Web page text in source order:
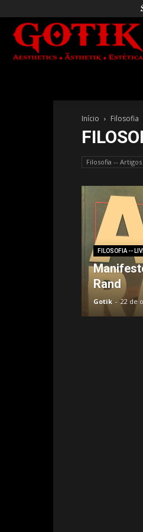
Início Filosofia
Filosofia -- Artigos
FILOSOFIA --
Rand
Gotik - 22 de